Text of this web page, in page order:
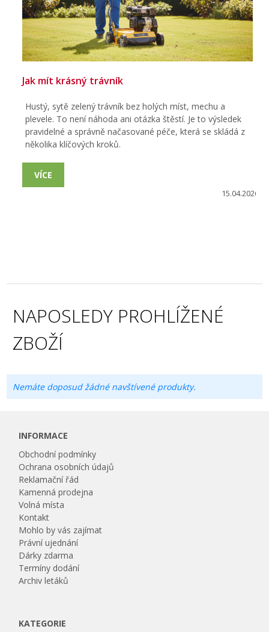
Jak mít krásný trávník
15.04.2026
Hustý, sytě zelený trávník bez holých míst, mechu a
plevele. To není náhoda ani otázka štěstí. Je to výsledek
pravidelné a správně načasované péče, která se skládá z
několika klíčových kroků.
VÍCE
NAPOSLEDY PROHLÍŽENÉ
ZBOŽÍ
Nemáte doposud žádné navštívené produkty.
INFORMACE
Obchodní podmínky
Ochrana osobních údajů
Reklamační řád
Kamenná prodejna
Volná místa
Kontakt
Mohlo by vás zajímat
Právní ujednání
Dárky zdarma
Termíny dodání
Archiv letáků
KATEGORIE